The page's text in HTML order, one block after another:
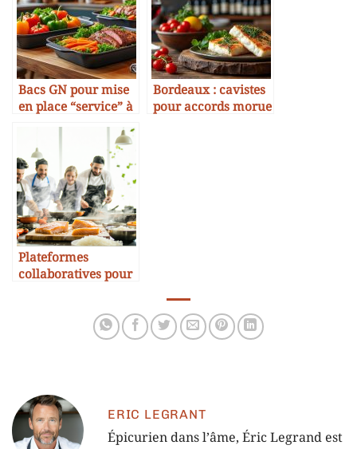
Bacs GN pour mise
en place “service” à
la maison
Bordeaux : cavistes
pour accords morue
Plateformes
collaboratives pour
ERIC LEGRANT
Épicurien dans l’âme, Éric Legrand est